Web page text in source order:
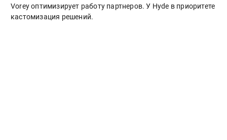
Vorey оптимизирует работу партнеров. У Hyde в приоритете
кастомизация решений.